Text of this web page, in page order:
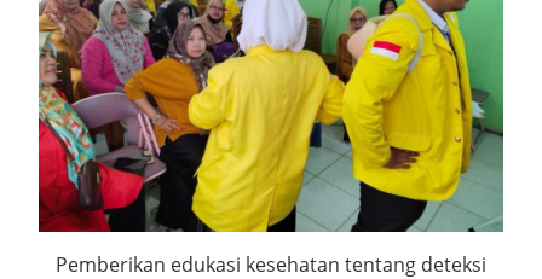
Pemberikan edukasi kesehatan tentang deteksi